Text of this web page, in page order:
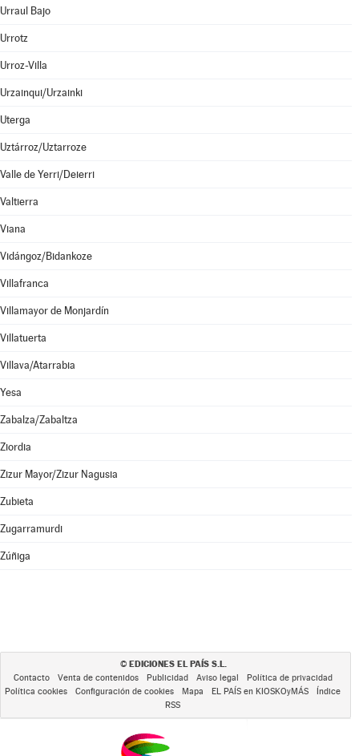
Urraul Bajo
Urrotz
Urroz-Villa
Urzainqui/Urzainki
Uterga
Uztárroz/Uztarroze
Valle de Yerri/Deierri
Valtierra
Viana
Vidángoz/Bidankoze
Villafranca
Villamayor de Monjardín
Villatuerta
Villava/Atarrabia
Yesa
Zabalza/Zabaltza
Ziordia
Zizur Mayor/Zizur Nagusia
Zubieta
Zugarramurdi
Zúñiga
© EDICIONES EL PAÍS S.L.
Contacto Venta de contenidos Publicidad Aviso legal
Política de privacidad
Política cookies
Configuración de cookies Mapa EL PAÍS en KIOSKOyMÁS
Índice
RSS